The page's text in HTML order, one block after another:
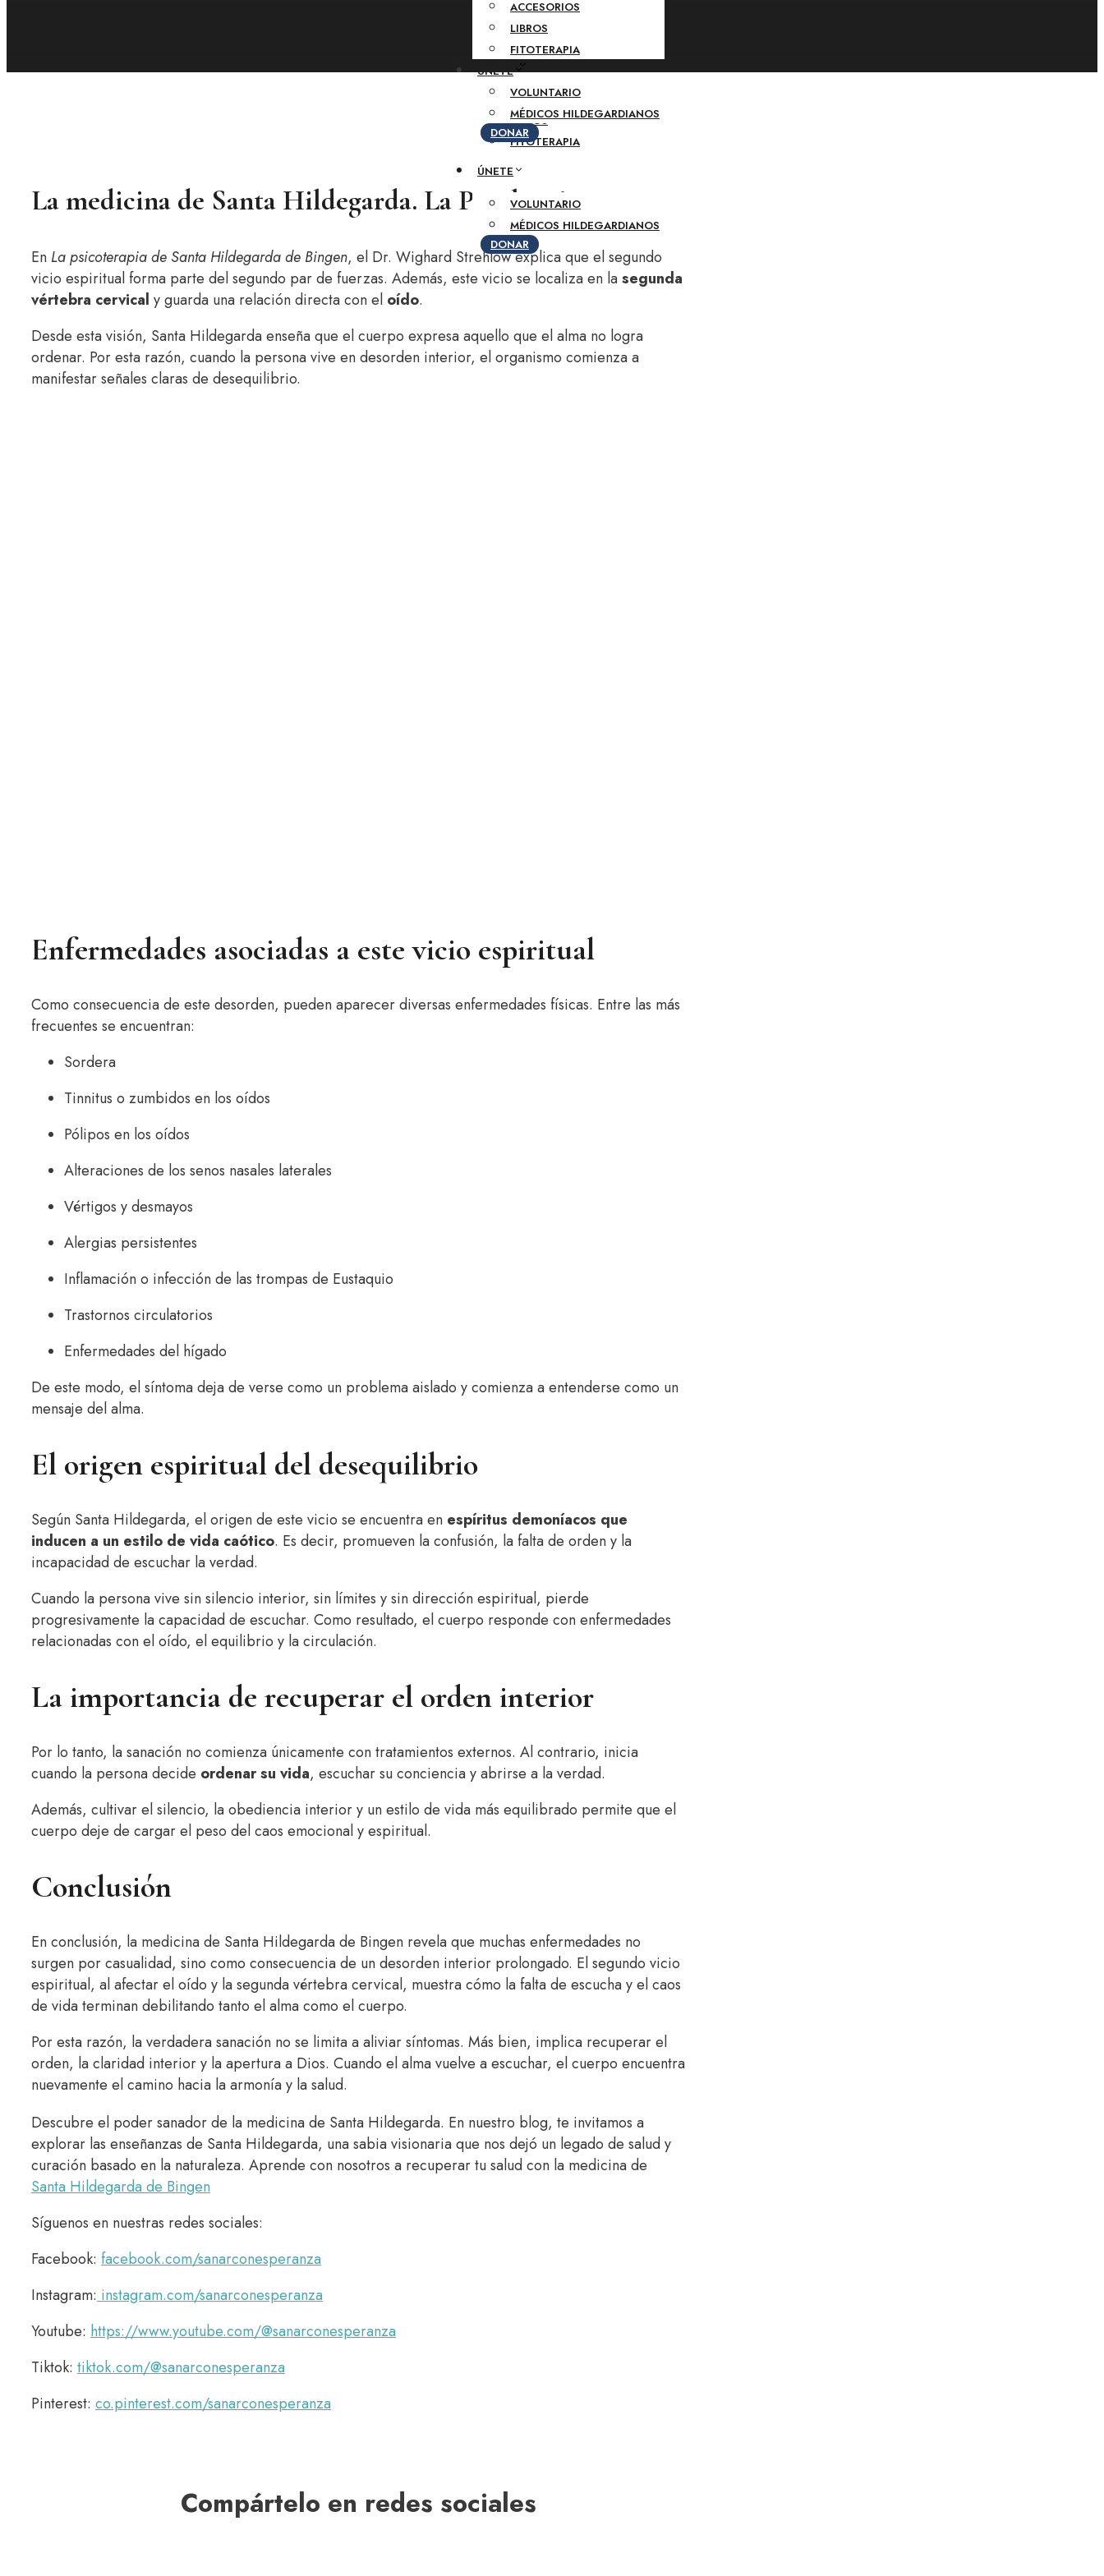
ACCESORIOS
LIBROS
FITOTERAPIA
ÚNETE
VOLUNTARIO
MÉDICOS HILDEGARDIANOS
DONAR
La medicina de Santa Hildegarda. La Petulancia
En La psicoterapia de Santa Hildegarda de Bingen, el Dr. Wighard Strehlow explica que el segundo
vicio espiritual forma parte del segundo par de fuerzas. Además, este vicio se localiza en lasegunda
vértebra cervical y guarda una relación directa con el oído.
Desde esta visión, Santa Hildegarda enseña que el cuerpo expresa aquello que el alma no logra
ordenar. Por esta razón, cuando la persona vive en desorden interior, el organismo comienza a
manifestar señales claras de desequilibrio.
Enfermedades asociadas a este vicio espiritual
Como consecuencia de este desorden, pueden aparecer diversas enfermedades físicas. Entre las más
frecuentes se encuentran:
Sordera
Tinnitus o zumbidos en los oídos
Pólipos en los oídos
Alteraciones de los senos nasales laterales
Vértigos y desmayos
Alergias persistentes
Inflamación o infección de las trompas de Eustaquio
Trastornos circulatorios
Enfermedades del hígado
De este modo, el síntoma deja de verse como un problema aislado y comienza a entenderse como un
mensaje del alma.
El origen espiritual del desequilibrio
Según Santa Hildegarda, el origen de este vicio se encuentra en espíritus demoníacos que
inducen a un estilo de vida caótico. Es decir, promueven la confusión, la falta de orden y la
incapacidad de escuchar la verdad.
Cuando la persona vive sin silencio interior, sin límites y sin dirección espiritual, pierde
progresivamente la capacidad de escuchar. Como resultado, el cuerpo responde con enfermedades
relacionadas con el oído, el equilibrio y la circulación.
La importancia de recuperar el orden interior
Por lo tanto, la sanación no comienza únicamente con tratamientos externos. Al contrario, inicia
cuando la persona decide ordenar su vida, escuchar su conciencia y abrirse a la verdad.
Además, cultivar el silencio, la obediencia interior y un estilo de vida más equilibrado permite que el
cuerpo deje de cargar el peso del caos emocional y espiritual.
Conclusión
En conclusión, la medicina de Santa Hildegarda de Bingen revela que muchas enfermedades no
surgen por casualidad, sino como consecuencia de un desorden interior prolongado. El segundo vicio
espiritual, al afectar el oído y la segunda vértebra cervical, muestra cómo la falta de escucha y el caos
de vida terminan debilitando tanto el alma como el cuerpo.
Por esta razón, la verdadera sanación no se limita a aliviar síntomas. Más bien, implica recuperar el
orden, la claridad interior y la apertura a Dios. Cuando el alma vuelve a escuchar, el cuerpo encuentra
nuevamente el camino hacia la armonía y la salud.
Descubre el poder sanador de la medicina de Santa Hildegarda. En nuestro blog, te invitamos a
explorar las enseñanzas de Santa Hildegarda, una sabia visionaria que nos dejó un legado de salud y
curación basado en la naturaleza. Aprende con nosotros a recuperar tu salud con la medicina de
Santa Hildegarda de Bingen
Síguenos en nuestras redes sociales:
Facebook: facebook.com/sanarconesperanza
Instagram:instagram.com/sanarconesperanza
Youtube: https://www.youtube.com/@sanarconesperanza
Tiktok: tiktok.com/@sanarconesperanza
Pinterest: co.pinterest.com/sanarconesperanza
Compártelo en redes sociales
RECURSOS
BLOG
ACCESORIOS
LIBROS
FITOTERAPIA
ÚNETE
VOLUNTARIO
MÉDICOS HILDEGARDIANOS
DONAR